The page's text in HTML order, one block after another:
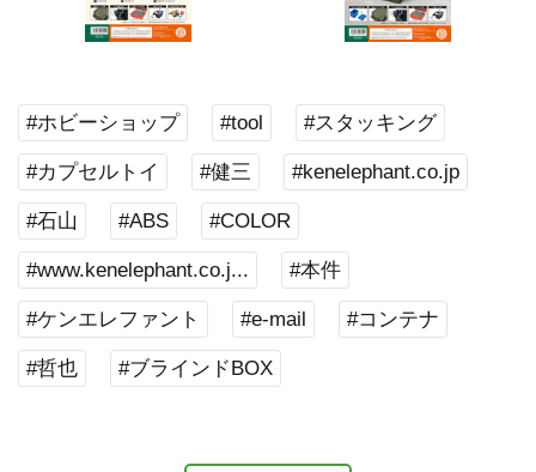
#ホビーショップ #tool #スタッキング
#カプセルトイ #健三 #kenelephant.co.jp
#石山 #ABS #COLOR
#www.kenelephant.co.j... #本件
#ケンエレファント #e-mail #コンテナ
#哲也 #ブラインドBOX